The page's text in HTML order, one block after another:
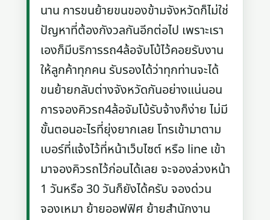
นาน การขนย้ายขนของข้ามจังหวัดก็ไม่ใช่
ปัญหาที่ต้องกังวลกันอีกต่อไป เพราะเรา
เองก็มีบริการรถ4ล้อจับโบ้ไว้คอยรับงาน
ให้ลูกค้าทุกคน รับรองได้ว่าทุกท่านจะได้
ขนย้ายกลับต่างจังหวัดกันอย่างแน่นอน
การจองคิวรถ4ล้อจัมโบ้รับจ้างก็ง่าย ไม่มี
ขั้นตอนอะไรที่ยุ่งยากเลย โทรเข้ามาตาม
เบอร์ที่แจ้งไว้ที่หน้าเว็บไซต์ หรือ line เข้า
มาจองคิวรถไว้ก่อนได้เลย จะจองล่วงหน้า
1 วันหรือ 30 วันก็ยังได้ครับ จองด่วน
จองเหมา ย้ายออฟฟิศ ย้ายสำนักงาน